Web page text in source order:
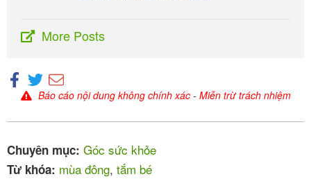
nước tắm để kiểm tra nhiệt độ nước. Tránh tình trạng
nước tắm quá nóng hoặc chưa đủ độ ấm cần thiết để
nhất là khoảng 36.5 – 37.5 độ C .
More Posts
Báo cáo nội dung không chính xác- Miễn trừ trách nhiệm
Chuyên mục: Góc sức khỏe
Từ khóa: mùa đông, tắm bé